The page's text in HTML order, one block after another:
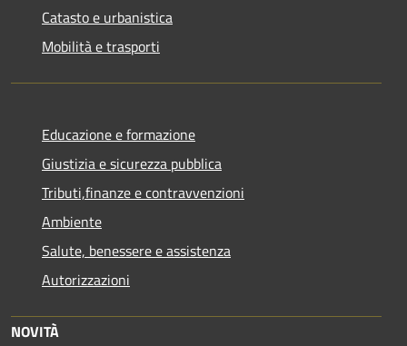
Catasto e urbanistica
Mobilità e trasporti
Educazione e formazione
Giustizia e sicurezza pubblica
Tributi,finanze e contravvenzioni
Ambiente
Salute, benessere e assistenza
Autorizzazioni
NOVITÀ